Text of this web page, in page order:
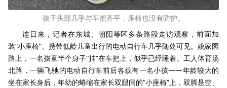
孩子头部几乎与车把齐平，座椅也没有防护。
连日来，记者在东城、朝阳等区多条路段走访观察，前面加
装“小座椅”、携带低龄儿童出行的电动自行车几乎随处可见。姚家园
路上，一名孩童半个身子“挂”在车把上，似乎已经睡着。工人体育场
北路，一辆飞驰的电动自行车前后各载有一名小孩——年龄较大的
坐在家长身后，年幼的蜷缩在家长双腿间的“小座椅”上，双脚悬空、